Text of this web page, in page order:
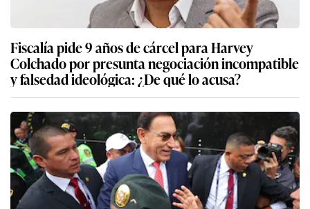
Fiscalía pide 9 años de cárcel para Harvey
Colchado por presunta negociación incompatible
y falsedad ideológica: ¿De qué lo acusa?